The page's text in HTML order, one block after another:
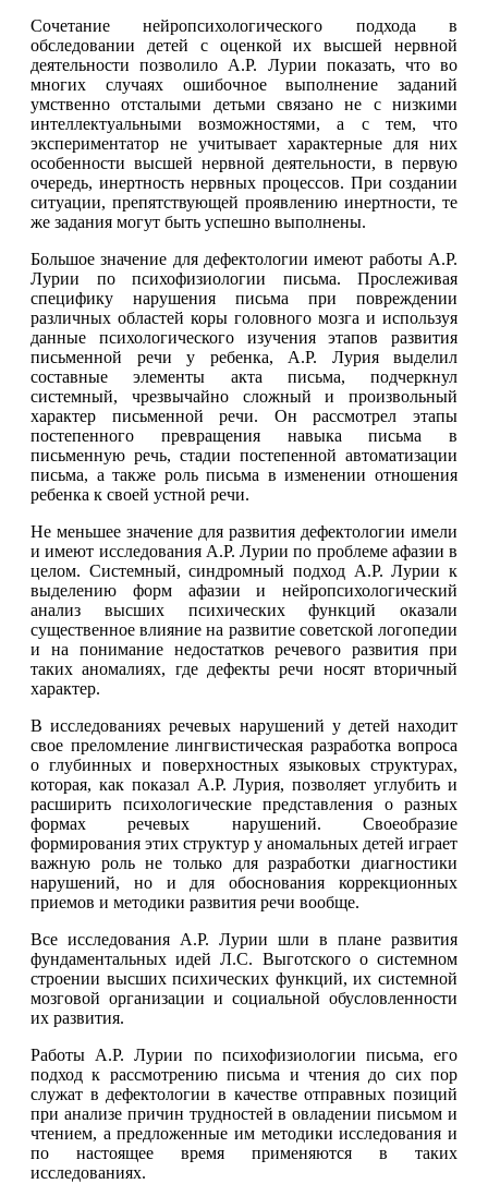
Сочетание нейропсихологического подхода в
обследовании детей с оценкой их высшей нервной
деятельности позволило А.Р. Лурии показать, что во
многих случаях ошибочное выполнение заданий
умственно отсталыми детьми связано не с низкими
интеллектуальными возможностями, а с тем, что
экспериментатор не учитывает характерные для них
особенности высшей нервной деятельности, в первую
очередь, инертность нервных процессов. При создании
ситуации, препятствующей проявлению инертности, те
же задания могут быть успешно выполнены.
Большое значение для дефектологии имеют работы А.Р.
Лурии по психофизиологии письма. Прослеживая
специфику нарушения письма при повреждении
различных областей коры головного мозга и используя
данные психологического изучения этапов развития
письменной речи у ребенка, А.Р. Лурия выделил
составные элементы акта письма, подчеркнул
системный, чрезвычайно сложный и произвольный
характер письменной речи. Он рассмотрел этапы
постепенного превращения навыка письма в
письменную речь, стадии постепенной автоматизации
письма, а также роль письма в изменении отношения
ребенка к своей устной речи.
Не меньшее значение для развития дефектологии имели
и имеют исследования А.Р. Лурии по проблеме афазии в
целом. Системный, синдромный подход А.Р. Лурии к
выделению форм афазии и нейропсихологический
анализ высших психических функций оказали
существенное влияние на развитие советской логопедии
и на понимание недостатков речевого развития при
таких аномалиях, где дефекты речи носят вторичный
характер.
В исследованиях речевых нарушений у детей находит
свое преломление лингвистическая разработка вопроса
о глубинных и поверхностных языковых структурах,
которая, как показал А.Р. Лурия, позволяет углубить и
расширить психологические представления о разных
формах речевых нарушений. Своеобразие
формирования этих структур у аномальных детей играет
важную роль не только для разработки диагностики
нарушений, но и для обоснования коррекционных
приемов и методики развития речи вообще.
Все исследования А.Р. Лурии шли в плане развития
фундаментальных идей Л.С. Выготского о системном
строении высших психических функций, их системной
мозговой организации и социальной обусловленности
их развития.
Работы А.Р. Лурии по психофизиологии письма, его
подход к рассмотрению письма и чтения до сих пор
служат в дефектологии в качестве отправных позиций
при анализе причин трудностей в овладении письмом и
чтением, а предложенные им методики исследования и
по настоящее время применяются в таких
исследованиях.